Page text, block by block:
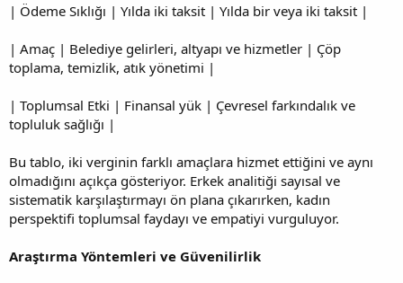
| Ödeme Sıklığı | Yılda iki taksit | Yılda bir veya iki taksit |
| Amaç | Belediye gelirleri, altyapı ve hizmetler | Çöp
toplama, temizlik, atık yönetimi |
| Toplumsal Etki | Finansal yük | Çevresel farkındalık ve
topluluk sağlığı |
Bu tablo, iki verginin farklı amaçlara hizmet ettiğini ve aynı
olmadığını açıkça gösteriyor. Erkek analitiği sayısal ve
sistematik karşılaştırmayı ön plana çıkarırken, kadın
perspektifi toplumsal faydayı ve empatiyi vurguluyor.
Araştırma Yöntemleri ve Güvenilirlik